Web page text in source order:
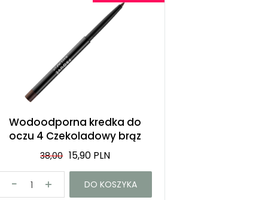
Wodoodporna kredka do
oczu 4 Czekoladowy brąz
38,00 15,90 PLN
DO KOSZYKA